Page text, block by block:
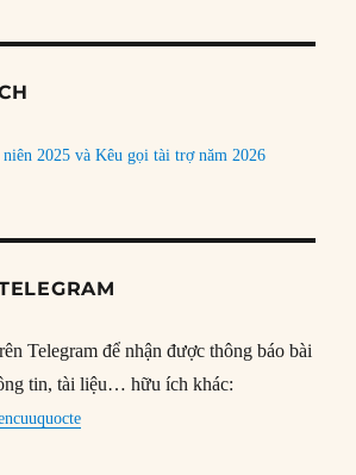
2025 và Kêu gọi tài trợ năm 2026
Telegram để nhận được thông báo bài
tin, tài liệu… hữu ích khác: